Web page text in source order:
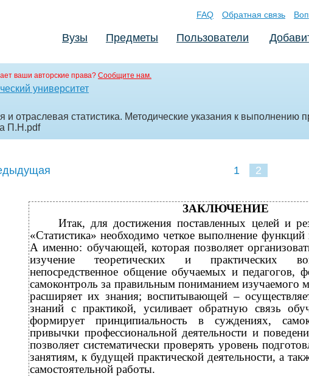
FAQ Обратная связь
Вузы Предметы Пользователи
ваши авторские права? Сообщите нам.
университет
и отраслевая статистика. Методические указания к выполнению
П.Н .pdf
1 2
ЗАКЛЮЧЕНИЕ
Итак, для достижения поставленных целей и
«Статистика» необходимо четкое выполнение функций
А именно: обучающей, которая позволяет
изучение теоретических и практических
непосредственное общение обучаемых и педагогов,
самоконтроль за правильным пониманием изучаемого
расширяет их знания; воспитывающей –
знаний с практикой, усиливает обратную связь
формирует принципиальность в суждениях,
привычки профессиональной деятельности и
позволяет систематически проверять уровень
занятиям, к будущей практической деятельности, а
самостоятельной работы.